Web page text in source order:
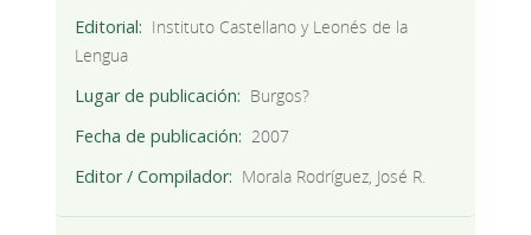
Editorial
Instituto Castellano y Leonés de la
Lengua
Lugar de publicación
Burgos?
Fecha de publicación
2007
Editor / Compilador
Morala Rodríguez, José R.